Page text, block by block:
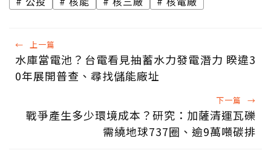
← 上一篇
水庫當電池？台電看見抽蓄水力發電潛力 睽違3
0年展開普查、尋找儲能廠址
下一篇 →
戰爭產生多少環境成本？研究：加薩清運瓦礫
需繞地球737圈、逾9萬噸碳排